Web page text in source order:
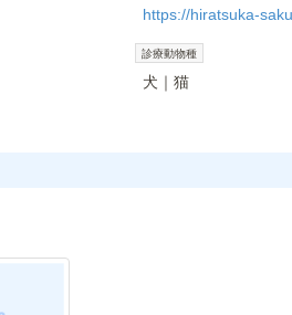
https://hiratsuka-
診療動物種
犬 猫